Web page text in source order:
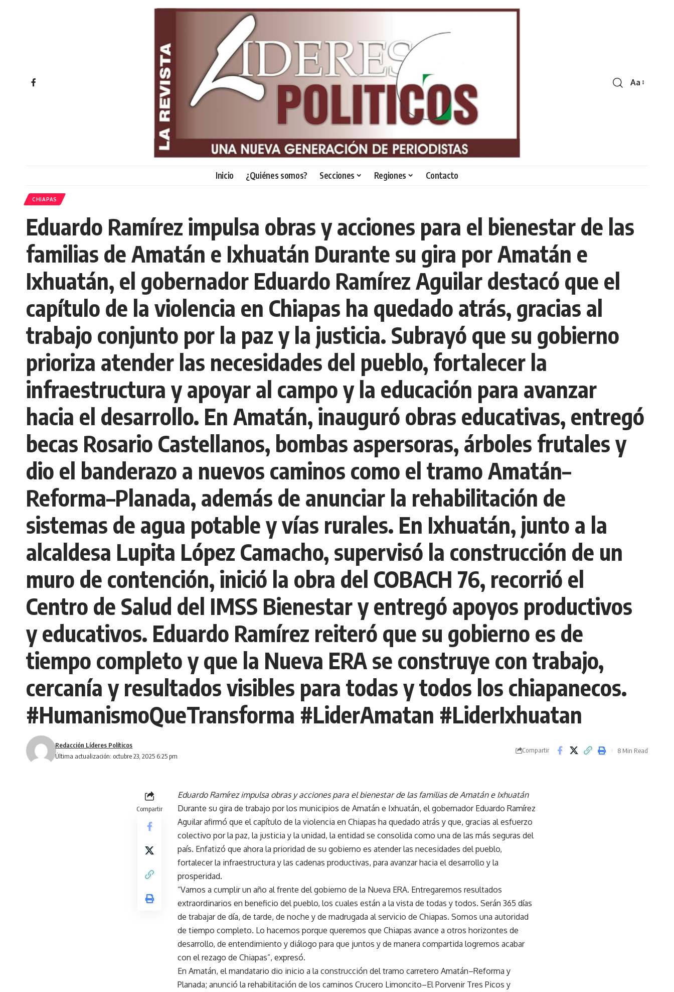
Font
Aa
Inicio ¿Quiénes somos? Secciones Regiones Contacto
CHIAPAS
Eduardo Ramírez impulsa obras y acciones para el bienestar de las
familias de Amatán e Ixhuatán Durante su gira por Amatán e
Ixhuatán, el gobernador Eduardo Ramírez Aguilar destacó que el
capítulo de la violencia en Chiapas ha quedado atrás, gracias al
trabajo conjunto por la paz y la justicia. Subrayó que su gobierno
prioriza atender las necesidades del pueblo, fortalecer la
infraestructura y apoyar al campo y la educación para avanzar
hacia el desarrollo. En Amatán, inauguró obras educativas, entregó
becas Rosario Castellanos, bombas aspersoras, árboles frutales y
dio el banderazo a nuevos caminos como el tramo Amatán–
Reforma–Planada, además de anunciar la rehabilitación de
sistemas de agua potable y vías rurales. En Ixhuatán, junto a la
alcaldesa Lupita López Camacho, supervisó la construcción de un
muro de contención, inició la obra del COBACH 76, recorrió el
Centro de Salud del IMSS Bienestar y entregó apoyos productivos
y educativos. Eduardo Ramírez reiteró que su gobierno es de
tiempo completo y que la Nueva ERA se construye con trabajo,
cercanía y resultados visibles para todas y todos los chiapanecos.
#HumanismoQueTransforma #LiderAmatan #LiderIxhuatan
Última actualización: octubre 23, 2025 6:25 pm
Redacción Líderes Políticos
Compartir 8 Min Read
Compartir
Eduardo Ramírez impulsa obras y acciones para el bienestar de las familias de Amatán e Ixhuatán
Durante su gira de trabajo por los municipios de Amatán e Ixhuatán, el gobernador Eduardo Ramírez
Aguilar afirmó que el capítulo de la violencia en Chiapas ha quedado atrás y que, gracias al esfuerzo
colectivo por la paz, la justicia y la unidad, la entidad se consolida como una de las más seguras del
país. Enfatizó que ahora la prioridad de su gobierno es atender las necesidades del pueblo,
fortalecer la infraestructura y las cadenas productivas, para avanzar hacia el desarrollo y la
prosperidad.
“Vamos a cumplir un año al frente del gobierno de la Nueva ERA. Entregaremos resultados
extraordinarios en beneficio del pueblo, los cuales están a la vista de todas y todos. Serán 365 días
de trabajar de día, de tarde, de noche y de madrugada al servicio de Chiapas. Somos una autoridad
de tiempo completo. Lo hacemos porque queremos que Chiapas avance a otros horizontes de
desarrollo, de entendimiento y diálogo para que juntos y de manera compartida logremos acabar
con el rezago de Chiapas”, expresó.
En Amatán, el mandatario dio inicio a la construcción del tramo carretero Amatán–Reforma y
Planada; anunció la rehabilitación de los caminos Crucero Limoncito–El Porvenir Tres Picos y